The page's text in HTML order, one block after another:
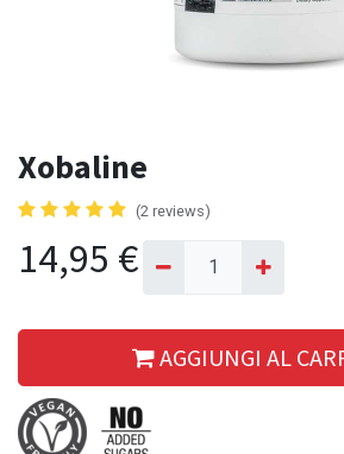
Xobaline
(2 reviews)
14,95 €
AGGIUNGI AL